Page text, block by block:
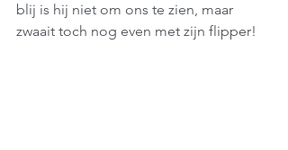
blij is hij niet om ons te zien, maar
zwaait toch nog even met zijn flipper!